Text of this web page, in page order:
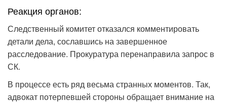
Реакция органов:
Следственный комитет отказался комментировать
детали дела, сославшись на завершенное
расследование. Прокуратура перенаправила запрос в
СК.
В процессе есть ряд весьма странных моментов. Так,
адвокат потерпевшей стороны обращает внимание на